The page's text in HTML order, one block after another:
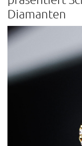
PR International
Sabine Wiedenhofer
Tudor
Via Toledo Enopizzeria
Diamanten